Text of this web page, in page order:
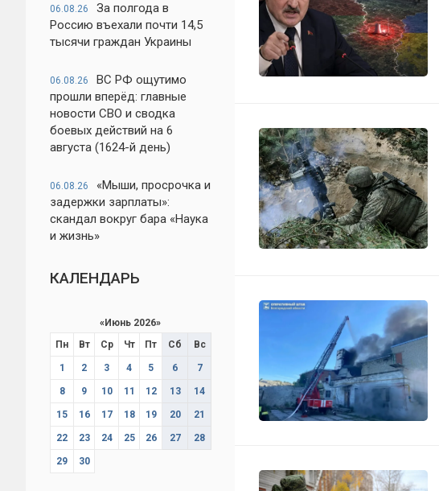
06.08.26
За полгода в
Россию въехали почти 14,5
тысячи граждан Украины
06.08.26
ВС РФ ощутимо
прошли вперёд: главные
новости СВО и сводка
боевых действий на 6
августа (1624-й день)
06.08.26
«Мыши, просрочка и
задержки зарплаты»:
скандал вокруг бара «Наука
и жизнь»
КАЛЕНДАРЬ
«Июнь 2026»
Пн
Вт Ср Чт Пт Сб Вс
1 2 3 4 5 6 7
8 9 10 11 12 13 14
15 16 17 18 19 20 21
22 23 24 25 26 27 28
29 30